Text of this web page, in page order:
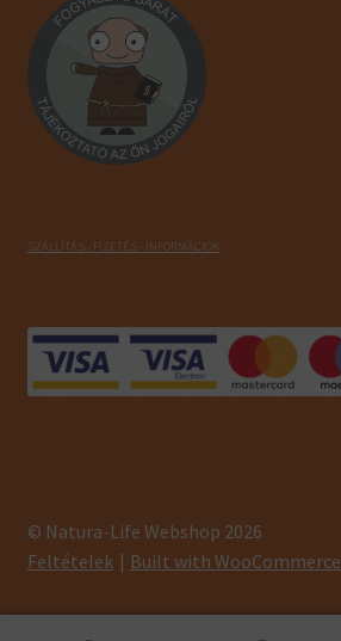
SZÁLLÍTÁS - FIZETÉS - INFORMÁCIÓK
© Natura-Life Webshop 2026
Feltételek
Built with WooCommerce